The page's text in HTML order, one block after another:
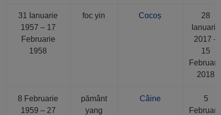
31 Ianuarie
1957 – 17
Februarie
1958
foc yin Cocoș
28
Ianuarie
2017 –
15
2018
8 Februarie
1959 – 27
pământ
yang
Câine
5